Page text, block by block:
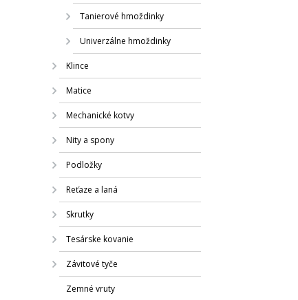
Tanierové hmoždinky
Univerzálne hmoždinky
Klince
Matice
Mechanické kotvy
Nity a spony
Podložky
Reťaze a laná
Skrutky
Tesárske kovanie
Závitové tyče
Zemné vruty